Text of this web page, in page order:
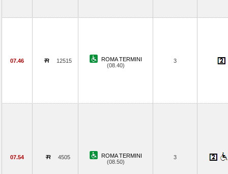
07.46 12515
ROMA TERMINI
(08.40)
3
07.54 4505
ROMA TERMINI
(08.50)
3